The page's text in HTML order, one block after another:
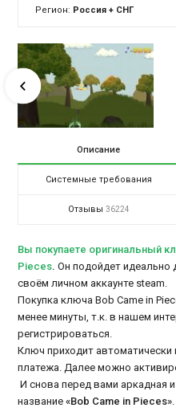
Регион: Россия + СНГ
Описание
Системные требования
Отзывы 36224
Вы покупаете оригинальный
Pieces. Он подойдет идеально
своём личном аккаунте steam.
Покупка ключа Bob Came in
менее минуты, т.к. в нашем
регистрироваться.
Ключ приходит автоматически
платежа. Далее можно
И снова перед вами аркадная
название«Bob Came in Pieces»